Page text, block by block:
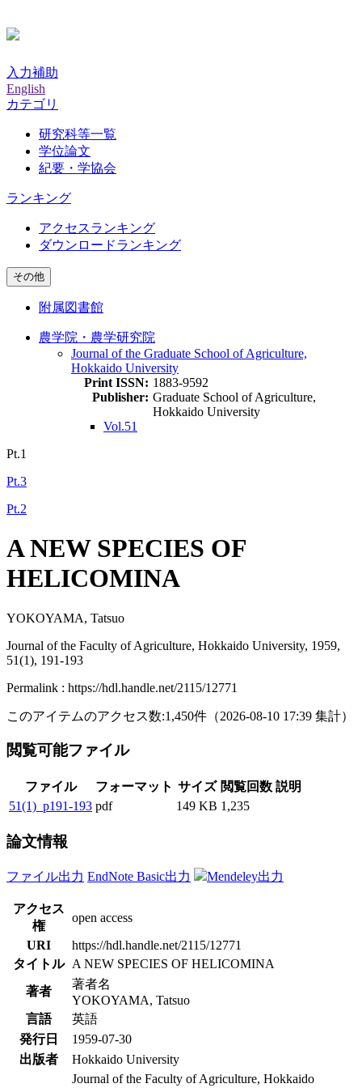
入力補助
English
カテゴリ
研究科等一覧
学位論文
紀要・学協会
ランキング
アクセスランキング
ダウンロードランキング
その他
附属図書館
農学院・農学研究院
Journal of the Graduate School of Agriculture,
Hokkaido University
Print ISSN: 1883-9592
Publisher: Graduate School of Agriculture,
Hokkaido University
Vol.51
Pt.1
Pt.3
Pt.2
A NEW SPECIES OF
HELICOMINA
YOKOYAMA, Tatsuo
Journal of the Faculty of Agriculture, Hokkaido University, 1959,
51(1), 191-193
Permalink : https://hdl.handle.net/2115/12771
このアイテムのアクセス数:1,450件 （2026-08-10 17:39 集計）
閲覧可能ファイル
ファイル フォーマット サイズ 閲覧回数 説明
51(1)_p191-193 pdf 149 KB 1,235
論文情報
ファイル出力 EndNote Basic出力 Mendeley出力
アクセス
権
open access
URI
https://hdl.handle.net/2115/12771
タイトル A NEW SPECIES OF HELICOMINA
著者
著者名
YOKOYAMA, Tatsuo
言語
英語
発行日
1959-07-30
出版者
Hokkaido University
Journal of the Faculty of Agriculture, Hokkaido